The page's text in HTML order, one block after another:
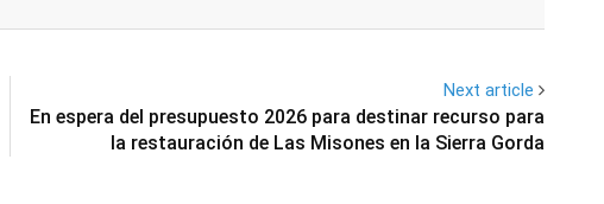
Next article
En espera del presupuesto 2026 para destinar recurso para
la restauración de Las Misones en la Sierra Gorda